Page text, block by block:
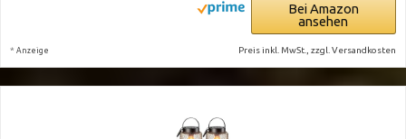
Bei Amazon
ansehen
* Anzeige Preis inkl. MwSt., zzgl. Versandkosten